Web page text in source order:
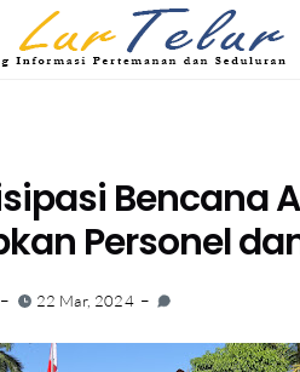
Bencana
Personel
22 Mar, 2024